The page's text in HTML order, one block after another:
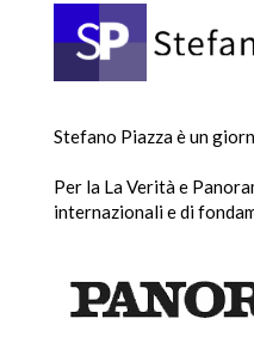
Stefano Piazza è un
Per la La Verità e
internazionali e di